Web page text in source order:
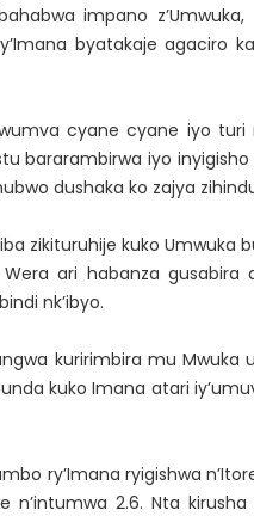
impano
byatakaje agaciro
cyane cyane iyo
bararambirwa iyo
dushaka ko zajya
zikituruhije kuko Umwuka
ari habanza
nk’ibyo.
kuririmbira mu Mwuka
kuko Imana atari
ry’Imana ryigishwa
2.6. Nta